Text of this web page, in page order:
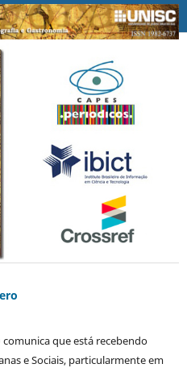
comunica que está recebendo
e Sociais, particularmente em